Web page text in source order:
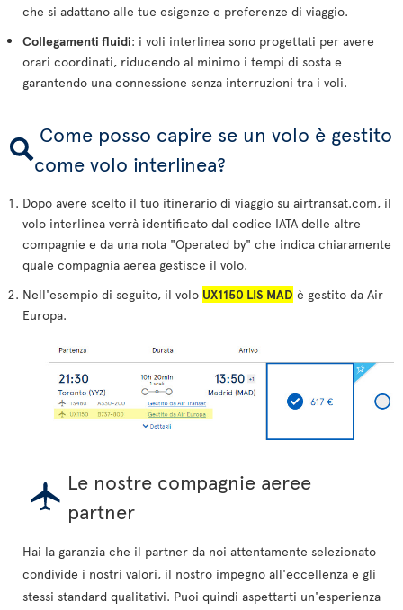
che si adattano alle tue esigenze e preferenze di viaggio.
Collegamenti fluidi: i voli interlinea sono progettati per avere
orari coordinati, riducendo al minimo i tempi di sosta e
garantendo una connessione senza interruzioni tra i voli.
Come posso capire se un volo è gestito
come volo interlinea?
Dopo avere scelto il tuo itinerario di viaggio su airtransat.com, il
volo interlinea verrà identificato dal codice IATA delle altre
compagnie e da una nota "Operated by" che indica chiaramente
quale compagnia aerea gestisce il volo.
Nell'esempio di seguito, il volo UX1150 LIS MAD è gestito da Air
Europa.
Le nostre compagnie aeree
partner
Hai la garanzia che il partner da noi attentamente selezionato
condivide i nostri valori, il nostro impegno all'eccellenza e gli
stessi standard qualitativi. Puoi quindi aspettarti un'esperienza